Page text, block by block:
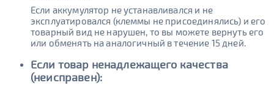
Если аккумулятор не устанавливался и не
эксплуатировался (клеммы не присоединялись) и его
товарный вид не нарушен, то вы можете вернуть его
или обменять на аналогичный в течение 15 дней.
Если товар ненадлежащего качества
(неисправен):